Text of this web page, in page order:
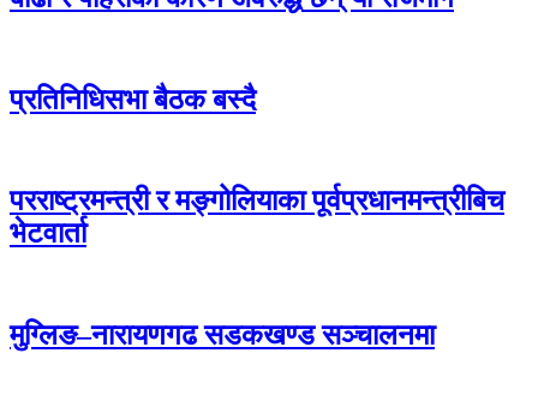
प्रतिनिधिसभा बैठक बस्दै
परराष्ट्रमन्त्री र मङ्गोलियाका पूर्वप्रधानमन्त्रीबिच
भेटवार्ता
मुग्लिङ–नारायणगढ सडकखण्ड सञ्चालनमा